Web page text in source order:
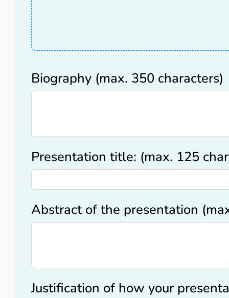
Biography (max. 350 characters)
Presentation title: (max. 125
Abstract of the presentation
Justification of how your